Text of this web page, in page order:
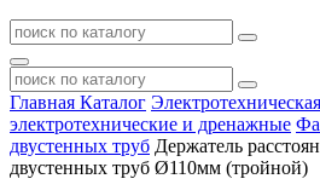
Главная Каталог
электротехнические и дренажные
двустенных труб Держатель
двустенных труб Ø110мм (тройной)